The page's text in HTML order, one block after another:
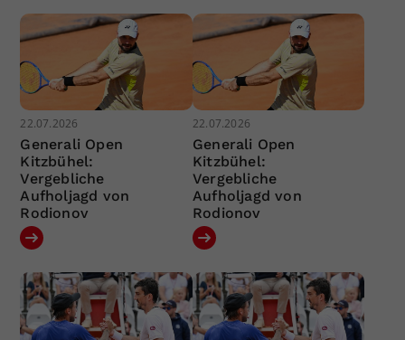
22.07.2026
Generali Open
Kitzbühel:
Vergebliche
Aufholjagd von
Rodionov
22.07.2026
Generali Open
Kitzbühel:
Vergebliche
Aufholjagd von
Rodionov